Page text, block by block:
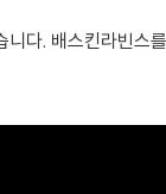
. 배스킨라빈스